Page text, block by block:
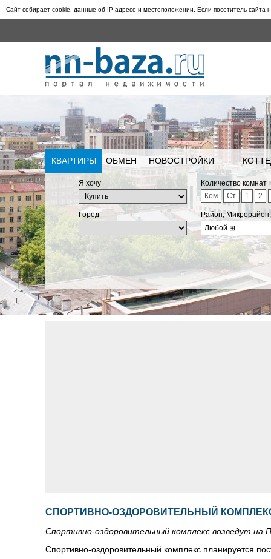
Сайт собирает cookie, данные об IP-адресе и местоположении. Если посетитель сайта
КВАРТИРЫ ОБМЕН НОВОСТРОЙКИ
Я хочу
Количество комнат
Ком
Ст 1 2
Город
Район,
Любой ⊞
СПОРТИВНО-ОЗДОРОВИТЕЛЬНЫЙ
Спортивно-оздоровительный комплекс возведут на
Спортивно-оздоровительный комплекс планируется